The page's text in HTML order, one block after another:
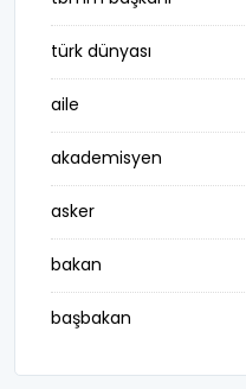
türk dünyası
aile
akademisyen
asker
bakan
başbakan
belediye başkanı